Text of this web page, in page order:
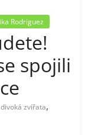
Rodriguez
spojili
divoká zvířata,